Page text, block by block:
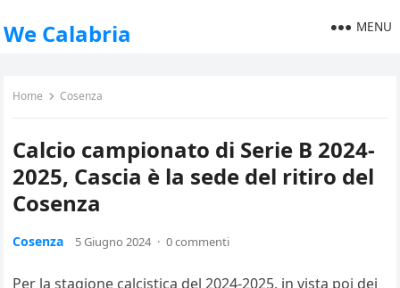
We Calabria MENU
Home Cosenza
Calcio campionato di Serie B 2024-
2025, Cascia è la sede del ritiro del
Cosenza
Cosenza 5 Giugno 2024 · 0 commenti
Per la stagione calcistica del 2024-2025, in vista poi dei